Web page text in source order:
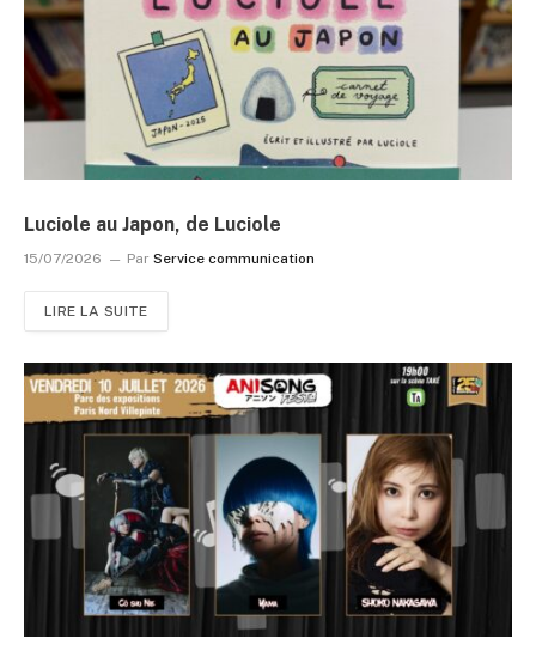
Luciole au Japon, de Luciole
15/07/2026 Par Service communication
LIRE LA SUITE